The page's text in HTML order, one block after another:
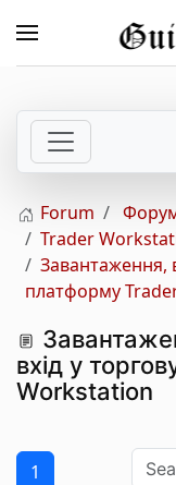
Skip to main
Forum
Форум
Trader
Завантаження,
платформу
вхід у
Workstation
1